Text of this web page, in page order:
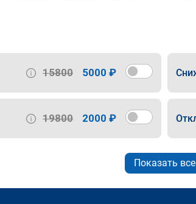
15800 5000 ₽
19800 2000 ₽
Показать все